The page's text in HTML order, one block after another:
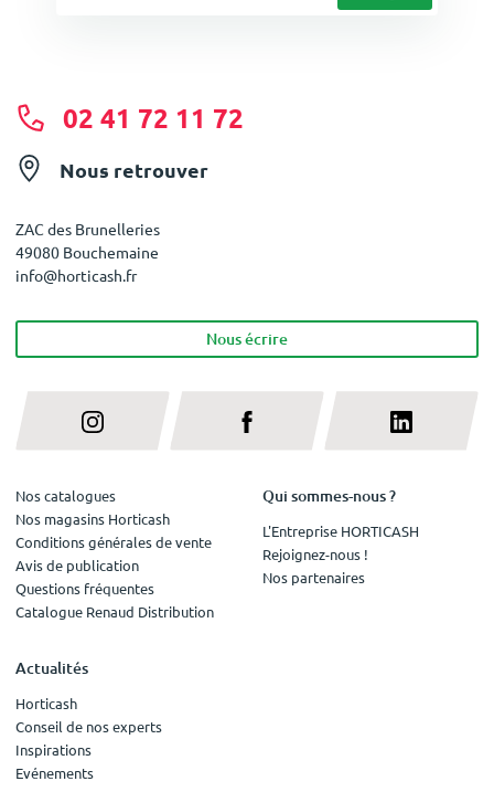
02 41 72 11 72
Nous retrouver
ZAC des Brunelleries
49080 Bouchemaine
info@horticash.fr
Nous écrire
Nos catalogues
Nos magasins Horticash
Conditions générales de vente
Avis de publication
Questions fréquentes
Catalogue Renaud Distribution
Qui sommes-nous ?
L'Entreprise HORTICASH
Rejoignez-nous !
Nos partenaires
Actualités
Horticash
Conseil de nos experts
Inspirations
Evénements